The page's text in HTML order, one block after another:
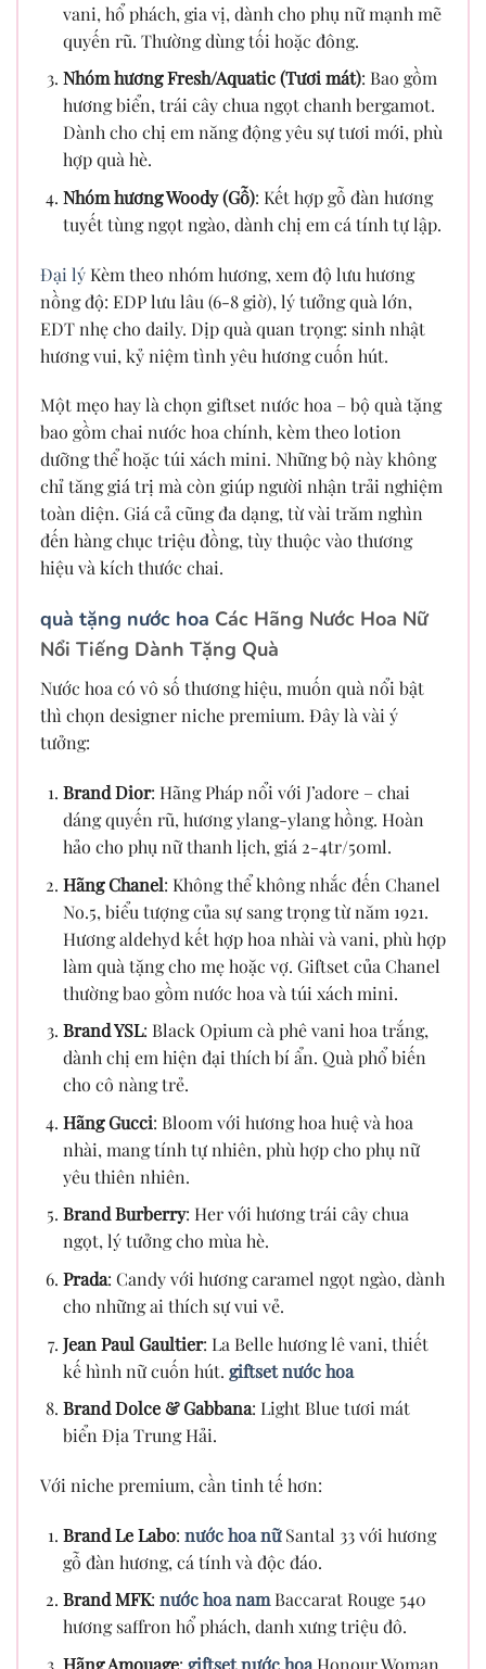
vani, hổ phách, gia vị, dành cho phụ nữ mạnh mẽ
quyến rũ. Thường dùng tối hoặc đông.
Nhóm hương Fresh/Aquatic (Tươi mát): Bao gồm
hương biển, trái cây chua ngọt chanh bergamot.
Dành cho chị em năng động yêu sự tươi mới, phù
hợp quà hè.
Nhóm hương Woody (Gỗ): Kết hợp gỗ đàn hương
tuyết tùng ngọt ngào, dành chị em cá tính tự lập.
Đại lý Kèm theo nhóm hương, xem độ lưu hương
nồng độ: EDP lưu lâu (6-8 giờ), lý tưởng quà lớn,
EDT nhẹ cho daily. Dịp quà quan trọng: sinh nhật
hương vui, kỷ niệm tình yêu hương cuốn hút.
Một mẹo hay là chọn giftset nước hoa – bộ quà tặng
bao gồm chai nước hoa chính, kèm theo lotion
dưỡng thể hoặc túi xách mini. Những bộ này không
chỉ tăng giá trị mà còn giúp người nhận trải nghiệm
toàn diện. Giá cả cũng đa dạng, từ vài trăm nghìn
đến hàng chục triệu đồng, tùy thuộc vào thương
hiệu và kích thước chai.
quà tặng nước hoa Các Hãng Nước Hoa Nữ
Nổi Tiếng Dành Tặng Quà
Nước hoa có vô số thương hiệu, muốn quà nổi bật
thì chọn designer niche premium. Đây là vài ý
tưởng:
Brand Dior: Hãng Pháp nổi với J’adore – chai
dáng quyến rũ, hương ylang-ylang hồng. Hoàn
hảo cho phụ nữ thanh lịch, giá 2-4tr/50ml.
Hãng Chanel: Không thể không nhắc đến Chanel
No.5, biểu tượng của sự sang trọng từ năm 1921.
Hương aldehyd kết hợp hoa nhài và vani, phù hợp
làm quà tặng cho mẹ hoặc vợ. Giftset của Chanel
thường bao gồm nước hoa và túi xách mini.
Brand YSL: Black Opium cà phê vani hoa trắng,
dành chị em hiện đại thích bí ẩn. Quà phổ biến
cho cô nàng trẻ.
Hãng Gucci: Bloom với hương hoa huệ và hoa
nhài, mang tính tự nhiên, phù hợp cho phụ nữ
yêu thiên nhiên.
Brand Burberry: Her với hương trái cây chua
ngọt, lý tưởng cho mùa hè.
Prada: Candy với hương caramel ngọt ngào, dành
cho những ai thích sự vui vẻ.
Jean Paul Gaultier: La Belle hương lê vani, thiết
kế hình nữ cuốn hút. giftset nước hoa
Brand Dolce & Gabbana: Light Blue tươi mát
biển Địa Trung Hải.
Với niche premium, cần tinh tế hơn:
Brand Le Labo: nước hoa nữ Santal 33 với hương
gỗ đàn hương, cá tính và độc đáo.
Brand MFK: nước hoa namBaccarat Rouge 540
hương saffron hổ phách, danh xưng triệu đô.
Hãng Amouage: giftset nước hoaHonour Woman